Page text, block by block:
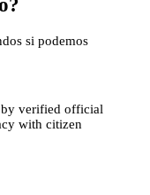
si podemos
by verified official
with citizen